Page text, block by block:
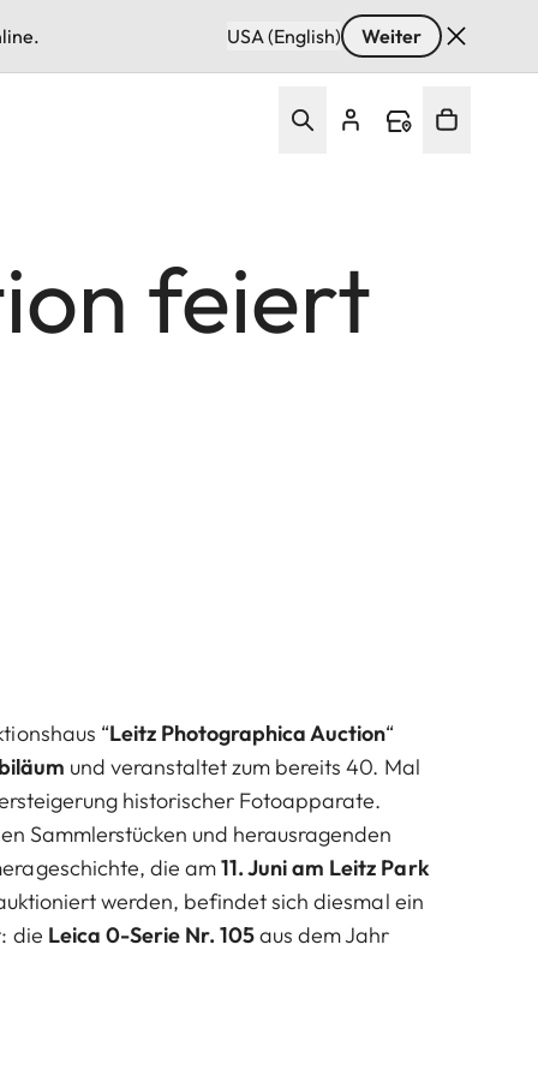
USA (English) Weiter
feiert
“Leitz Photographica Auction“
und veranstaltet zum bereits 40. Mal
historischer Fotoapparate.
Sammlerstücken und herausragenden
die am11. Juni am Leitz Park
werden, befindet sich diesmal ein
die Leica 0-Serie Nr. 105aus dem Jahr